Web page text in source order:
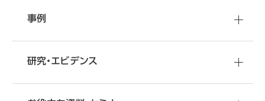
事例
研究・エビデンス